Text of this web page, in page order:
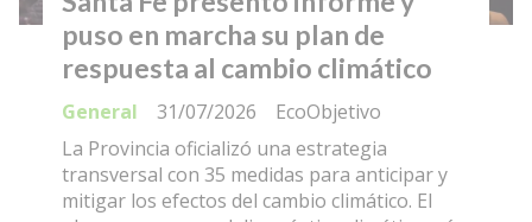
puso en marcha su plan de
respuesta al cambio climático
EcoObjetivo
General
31/07/2026
La Provincia oficializó una estrategia
transversal con 35 medidas para anticipar y
mitigar los efectos del cambio climático. El